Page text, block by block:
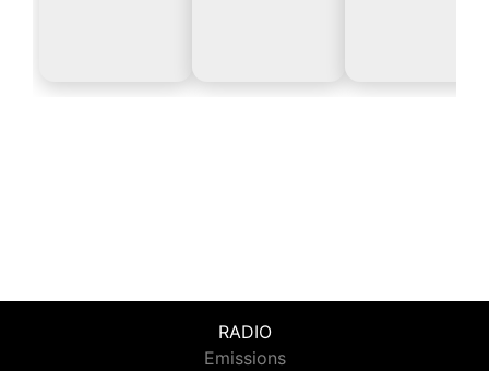
RADIO
Emissions